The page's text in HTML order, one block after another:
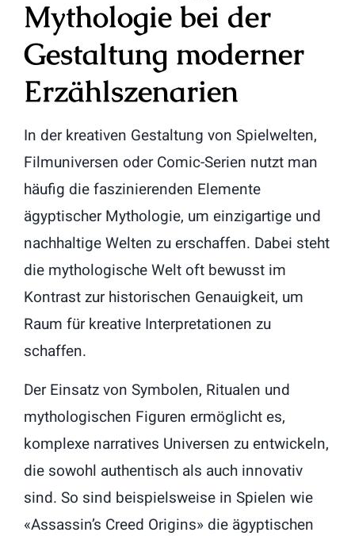
Mythologie bei der
Gestaltung moderner
Erzählszenarien
In der kreativen Gestaltung von Spielwelten,
Filmuniversen oder Comic-Serien nutzt man
häufig die faszinierenden Elemente
ägyptischer Mythologie, um einzigartige und
nachhaltige Welten zu erschaffen. Dabei steht
die mythologische Welt oft bewusst im
Kontrast zur historischen Genauigkeit, um
Raum für kreative Interpretationen zu
schaffen.
Der Einsatz von Symbolen, Ritualen und
mythologischen Figuren ermöglicht es,
komplexe narratives Universen zu entwickeln,
die sowohl authentisch als auch innovativ
sind. So sind beispielsweise in Spielen wie
«Assassin’s Creed Origins» die ägyptischen